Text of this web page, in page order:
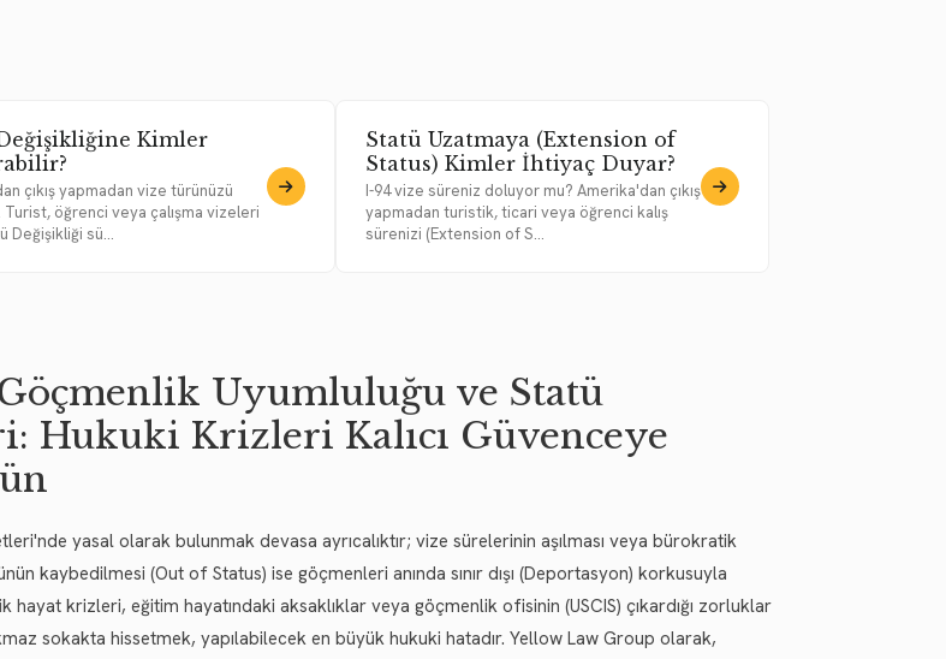
Kimler
çıkış yapmadan vize türünüzü
öğrenci veya çalışma vizeleri
Değişikliği sü...
Statü Uzatmaya (Extension of
Status) Kimler İhtiyaç Duyar?
I-94 vize süreniz doluyor mu? Amerika'dan çıkış
yapmadan turistik, ticari veya öğrenci kalış
sürenizi (Extension of S...
Uyumluluğu ve Statü
Hukuki Krizleri Kalıcı Güvenceye
yasal olarak bulunmak devasa ayrıcalıktır; vize sürelerinin aşılması veya bürokratik
kaybedilmesi (Out of Status) ise göçmenleri anında sınır dışı (Deportasyon) korkusuyla
hayat krizleri, eğitim hayatındaki aksaklıklar veya göçmenlik ofisinin (USCIS) çıkardığı zorluklar
sokakta hissetmek, yapılabilecek en büyük hukuki hatadır. Yellow Law Group olarak,